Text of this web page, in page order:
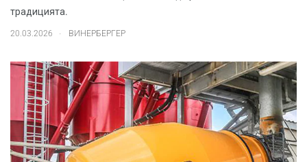
традицията.
20.03.2026 . ВИНЕРБЕРГЕР